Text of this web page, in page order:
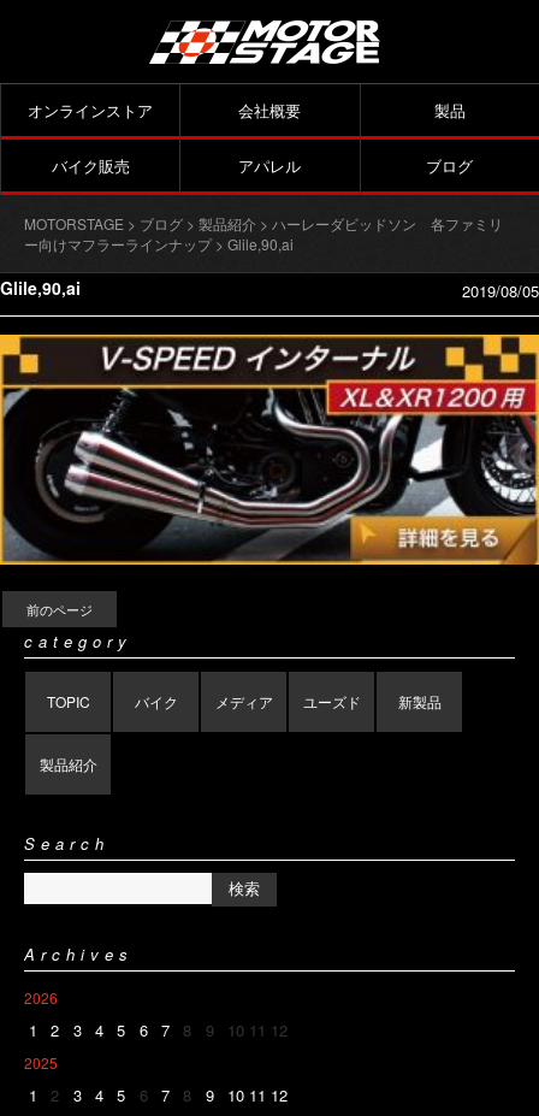
オンラインストア 会社概要 製品
バイク販売 アパレル ブログ
MOTORSTAGE > ブログ > 製品紹介 > ハーレーダビッドソン 各ファミリ
ー向けマフラーラインナップ > Glile,90,ai
Glile,90,ai 2019/08/05
前のページ
category
TOPIC バイク メディア ユーズド 新製品
製品紹介
Search
Archives
2026
1 2 3 4 5 6 7 8 9 10 11 12
2025
1 2 3 4 5 6 7 8 9 10 11 12